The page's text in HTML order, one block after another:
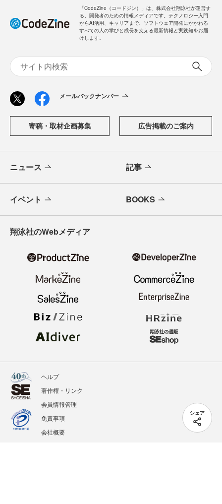
シェア
「CodeZine（コードジン）」は、株式会社翔泳社が運営す
る、開発者のための情報メディアです。テクノロジー入門
からAI活用、キャリアまで、ソフトウェア開発にかかわる
すべての人の学びと成長を支える最新情報と実践知をお届
けします。
メールバックナンバー
寄稿・取材企画募集 広告掲載のご案内
ニュース 記事
イベント BOOKS
翔泳社のWebメディア
ヘルプ
著作権・リンク
会員情報管理
免責事項
会社概要